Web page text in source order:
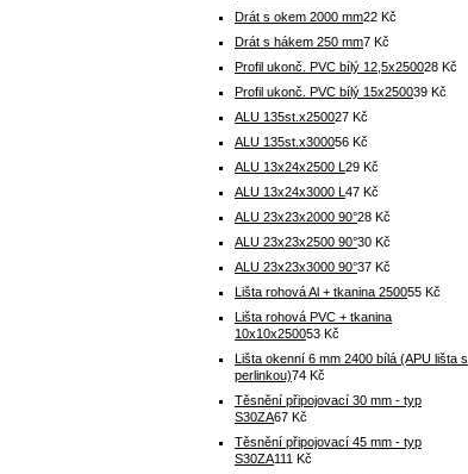
Drát s okem 2000 mm22 Kč
Drát s hákem 250 mm7 Kč
Profil ukonč. PVC bílý 12,5x250028 Kč
Profil ukonč. PVC bílý 15x250039 Kč
ALU 135st.x250027 Kč
ALU 135st.x300056 Kč
ALU 13x24x2500 L 29 Kč
ALU 13x24x3000 L 47 Kč
ALU 23x23x2000 90°28 Kč
ALU 23x23x2500 90°30 Kč
ALU 23x23x3000 90°37 Kč
Lišta rohová Al + tkanina 250055 Kč
Lišta rohová PVC + tkanina
10x10x250053 Kč
Lišta okenní 6 mm 2400 bílá (APU lišta s
perlinkou)74 Kč
Těsnění připojovací 30 mm - typ
S30ZA67 Kč
Těsnění připojovací 45 mm - typ
S30ZA111 Kč